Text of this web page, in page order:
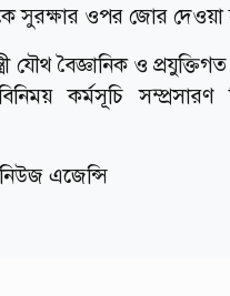
সুরক্ষার ওপর জোর দেওয়া
যৌথ বৈজ্ঞানিক ও
কর্মসূচি
এজেন্সি